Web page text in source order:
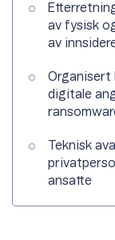
av fysisk
av
digitale
Teknisk
ansatte